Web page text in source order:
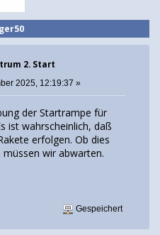
2. Start
2025, 12:19:37 »
der Startrampe für
ist wahrscheinlich, daß
erfolgen. Ob dies
wir abwarten.
Gespeichert